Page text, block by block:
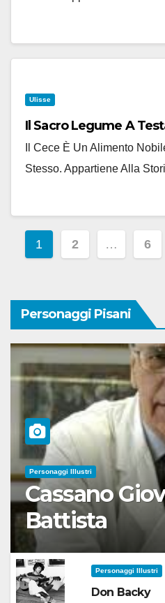
Ulisse
Il Sacro Legume A
Il Cece È Un Alimento
Stesso. Appartiene Alla
Paginazione
Degli
1 2 … 6
Personaggi Pisani
Personaggi Illustri
Cassano
Battista
Personaggi Illustri
Don Backy